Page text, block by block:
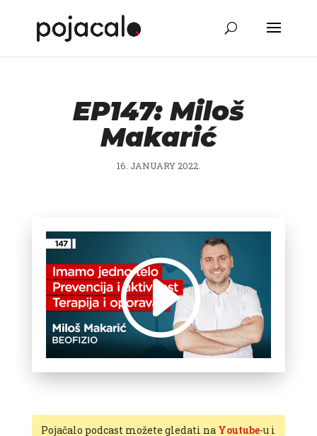
EP147: Miloš
Makarić
16. JANUARY 2022.
Pojačalo podcast možete gledati na Youtube-u i